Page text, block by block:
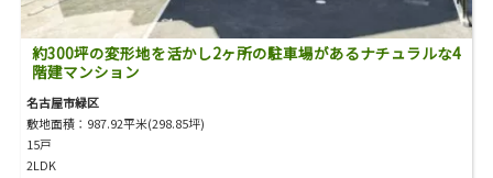
約300坪の変形地を活かし2ヶ所の駐車場があるナチュラルな4
階建マンション
名古屋市緑区
敷地面積：987.92平米(298.85坪)
15戸
2LDK